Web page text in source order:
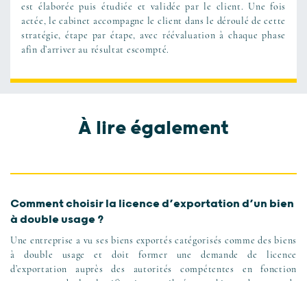
est élaborée puis étudiée et validée par le client. Une fois
actée, le cabinet accompagne le client dans le déroulé de cette
stratégie, étape par étape, avec réévaluation à chaque phase
afin d’arriver au résultat escompté.
À lire également
Comment choisir la licence d’exportation d’un bien
à double usage ?
Une entreprise a vu ses biens exportés catégorisés comme des biens
à double usage et doit former une demande de licence
d’exportation auprès des autorités compétentes en fonction